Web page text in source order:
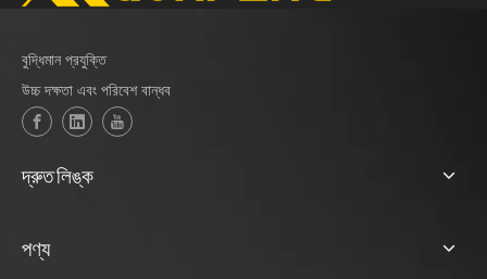
বুদ্ধিমান প্রযুক্তি
উচ্চ দক্ষতা এবং পরিবেশ বান্ধব
দ্রুত লিঙ্ক
পণ্য